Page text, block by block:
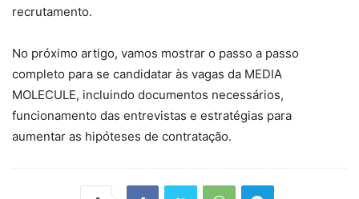
recrutamento.
No próximo artigo, vamos mostrar o passo a passo
completo para se candidatar às vagas da MEDIA
MOLECULE, incluindo documentos necessários,
funcionamento das entrevistas e estratégias para
aumentar as hipóteses de contratação.